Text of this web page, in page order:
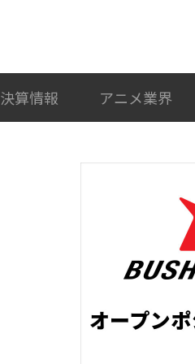
決算情報 アニメ業界